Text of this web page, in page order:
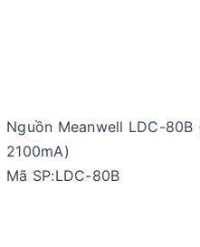
Nguồn Meanwell LDC-
2100mA)
Mã SP:LDC-80B